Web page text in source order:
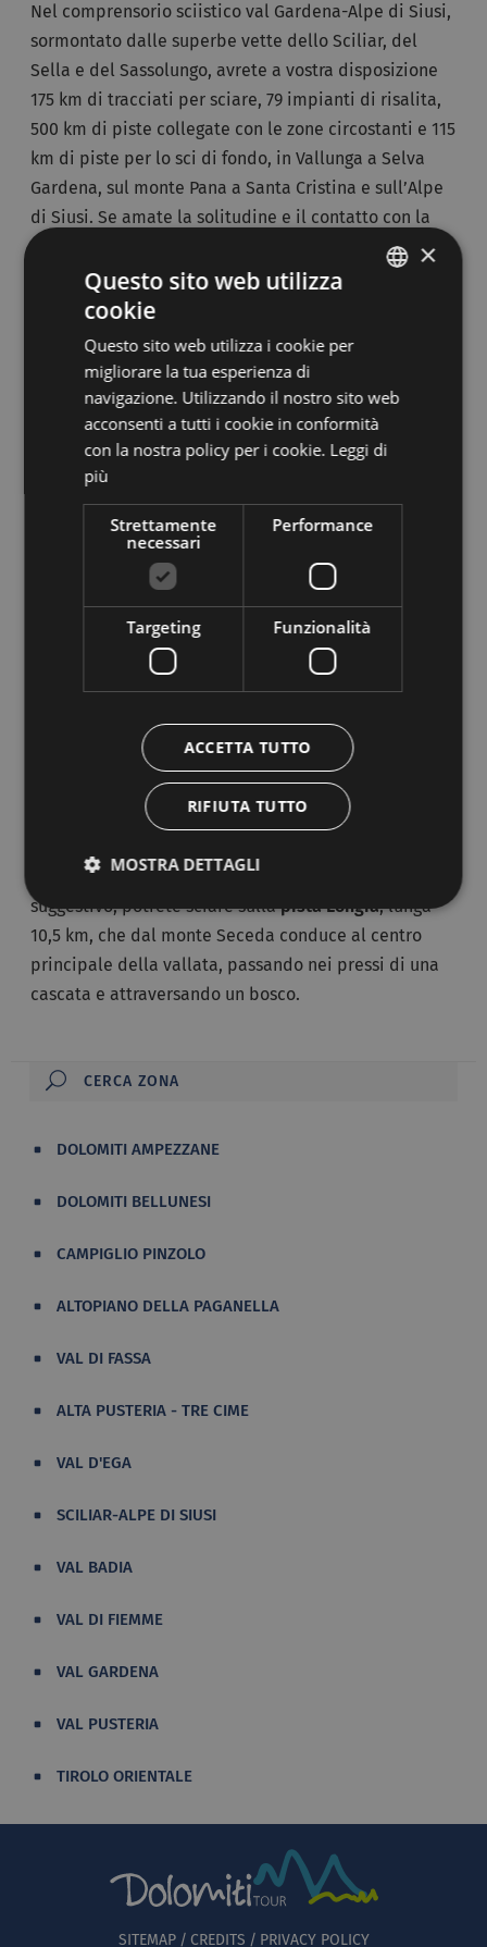
Nel comprensorio sciistico val Gardena-Alpe di Siusi,
sormontato dalle superbe vette dello Sciliar, del
Sella e del Sassolungo, avrete a vostra disposizione
175 km di tracciati per sciare, 79 impianti di risalita,
500 km di piste collegate con le zone circostanti e 115
km di piste per lo sci di fondo, in Vallunga a Selva
Gardena, sul monte Pana a Santa Cristina e sull’Alpe
di Siusi. Se amate la solitudine e il contatto con la
natura che vi dona lo
intraprendere tre percorsi, il giro Forcella del Pordoi
- val Mezdì -val Lasties, l’itinerario Forcella del
Sassolungo – Sassopiatto e il giro alpinistico Forcella
Mezdì. Losnow and funpark Piz Sella
metri s.l.m., èlungo 750 med è raggiungibile con una
seggiovia a sei posti. Se slittate troverete una pista a
Ortisei e numerosi percorsi sull’Alpe di Siusi. A Selva
Gardena potrete volteggiare sui pattini nello
del ghiaccio Pranives. In questa vallata potrete
anche intraprendere degli skitour, come il celebre
e ilGherdëina Skiring
Il centro sciistico Seceda
Il centro sciistico Seceda si trova a Ortisei ed è
condurranno alla stazione a valle della funivia
Seceda, oppure da Santa Cristina con un trenino
sotterraneo, il Val Gardena Ronda Express. L’area
offre 25 km di piste ideali per tutti, servite da 2
serve la pista Cuca. Se cercate un percorso
suggestivo, potrete sciare sullapista Longia, lunga
10,5 km, che dal monte Seceda conduce al centro
principale della vallata, passando nei pressi di una
cascata e attraversando un bosco.
DOLOMITI AMPEZZANE
DOLOMITI BELLUNESI
CAMPIGLIO PINZOLO
ALTOPIANO DELLA PAGANELLA
VAL DI FASSA
ALTA PUSTERIA - TRE CIME
VAL D'EGA
SCILIAR-ALPE DI SIUSI
VAL BADIA
VAL DI FIEMME
VAL GARDENA
VAL PUSTERIA
TIROLO ORIENTALE
SITEMAP CREDITS PRIVACY POLICY
×
Questo sito web utilizza
cookie
Questo sito web utilizza i cookie per
migliorare la tua esperienza di
navigazione. Utilizzando il nostro sito web
acconsenti a tutti i cookie in conformità
con la nostra policy per i cookie. Leggi di
più
Strettamente
necessari
Performance
Targeting Funzionalità
ACCETTA TUTTO
RIFIUTA TUTTO
MOSTRA DETTAGLI